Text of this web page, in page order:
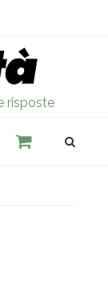
risposte